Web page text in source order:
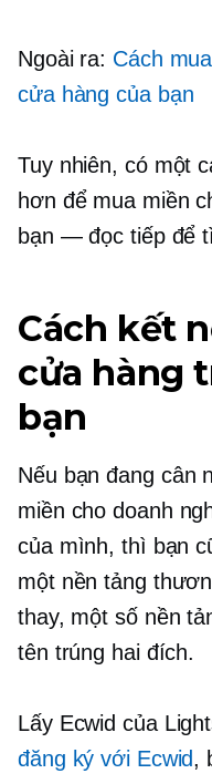
Ngoài ra: Cách
cửa hàng của bạn
Tuy nhiên, có một
hơn để mua miền
bạn — đọc tiếp để
Cách kết
cửa hàng
bạn
Nếu bạn đang cân
miền cho doanh
của mình, thì bạn
một nền tảng
thay, một số nền
tên trúng hai đích.
Lấy Ecwid của
đăng ký với Ecwid,